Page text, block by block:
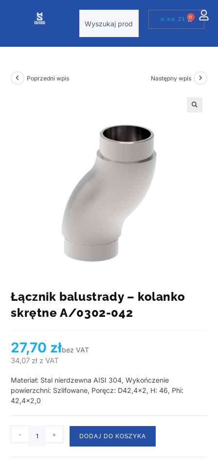
0,00ZŁ 0
Poprzedni wpis Następny wpis
Łącznik balustrady – kolanko
skrętne A/0302-042
27,70 złbez VAT
34,07 zł z VAT
Materiał: Stal nierdzewna AISI 304, Wykończenie
powierzchni: Szlifowane, Poręcz: D42,4×2, H: 46, Phi:
42,4×2,0
- + DODAJ DO KOSZYKA